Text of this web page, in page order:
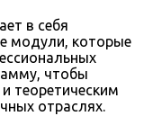
в себя
модули, которые
чтобы
теоретическим
отраслях.